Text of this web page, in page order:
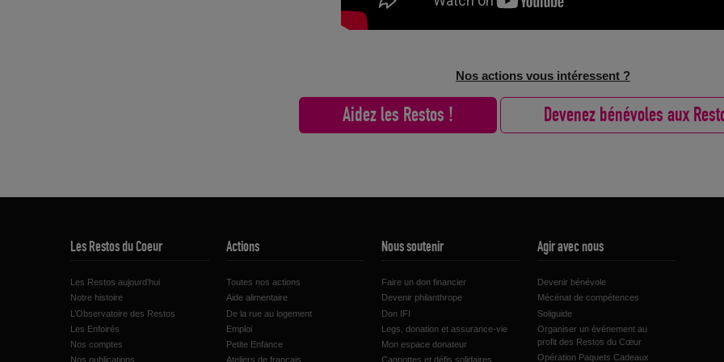
Nos actions vous intéressent ?
Aidez les Restos ! Devenez bénévoles aux
Les Restos du Coeur
Les Restos aujourd’hui
Notre histoire
L’Observatoire des Restos
Les Enfoirés
Nos comptes
Nos publications
Actions
Toutes nos actions
Aide alimentaire
De la rue au logement
Emploi
Petite Enfance
Ateliers de français,
Nous soutenir
Faire un don financier
Devenir philanthrope
Don IFI
Legs, donation et assurance-vie
Mon espace donateur
Cagnottes et défis solidaires
Agir avec nous
Devenir bénévole
Mécénat de compétences
Soliguide
Organiser un événement au
profit des Restos du Cœur
Opération Paquets Cadeaux